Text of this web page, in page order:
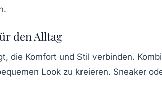
den Alltag
die Komfort und Stil verbinden.
Look zu kreieren. Sneaker